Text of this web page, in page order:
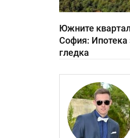
Южните
София: Ипотека
гледка